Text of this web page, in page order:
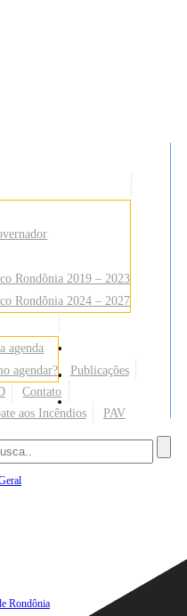
Rondônia
Sites
Rondônia 2019 – 2023
Rondônia 2024 – 2027
agenda
agendar?
Publicações
Contato
aos Incêndios PAV